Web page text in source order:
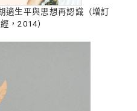
適生平與思想再認識（增訂
，2014）